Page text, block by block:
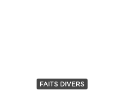
FAITS DIVERS